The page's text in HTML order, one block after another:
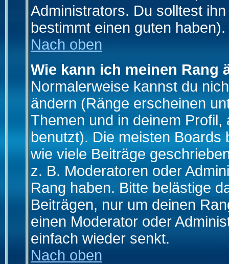
Administrators. Du solltest
bestimmt einen guten haben).
Nach oben
Wie kann ich meinen Rang
Normalerweise kannst du
ändern (Ränge erscheinen
Themen und in deinem
benutzt). Die meisten Boards
wie viele Beiträge
z. B. Moderatoren oder
Rang haben. Bitte belästige
Beiträgen, nur um deinen
einen Moderator oder
einfach wieder senkt.
Nach oben